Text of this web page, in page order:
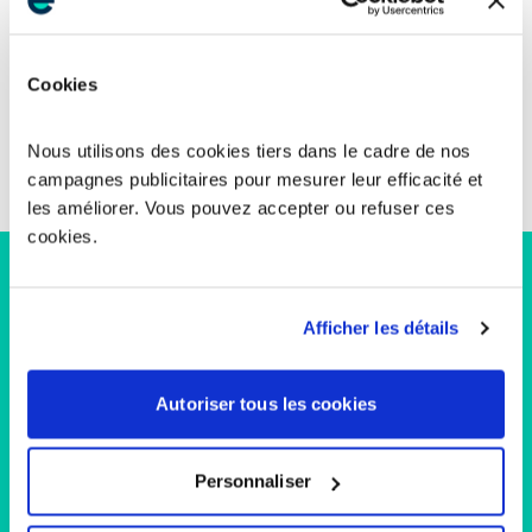
Cookies
Nous utilisons des cookies tiers dans le cadre de nos
campagnes publicitaires pour mesurer leur efficacité et
les améliorer. Vous pouvez accepter ou refuser ces
cookies.
Afficher les détails
Autoriser tous les cookies
Personnaliser
581 kg
Etape 1 : Stockage dans un point de collecte
Une fois qu’il a rejoint un point de collecte, votre écran plat
portables, moniteurs, tablettes... Lorsqu’une quantité
suffisante d’écrans est regroupée, nous envoyons un de nos